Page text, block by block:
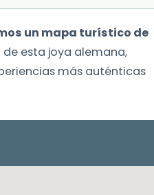
un mapa turístico de
esta joya alemana,
más auténticas